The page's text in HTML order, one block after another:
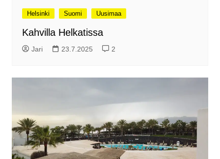
Helsinki Suomi Uusimaa
Kahvilla Helkatissa
Jari 23.7.2025 2